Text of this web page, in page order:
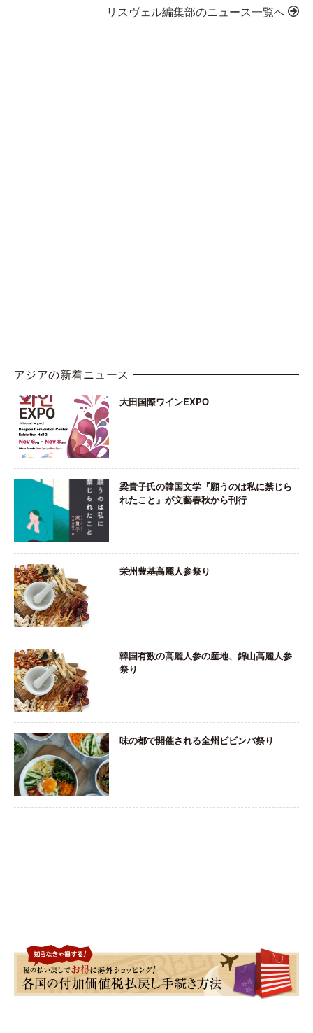
リスヴェル編集部のニュース一覧へ
アジアの新着ニュース
大田国際ワインEXPO
梁貴子氏の韓国文学『願うのは私に禁じら
れたこと』が文藝春秋から刊行
栄州豊基高麗人参祭り
韓国有数の高麗人参の産地、錦山高麗人参
祭り
味の都で開催される全州ビビンバ祭り